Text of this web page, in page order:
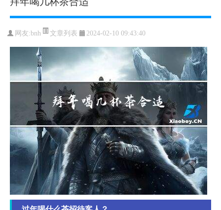
网友:bnh 文章列表 2024-02-10 09:43:40